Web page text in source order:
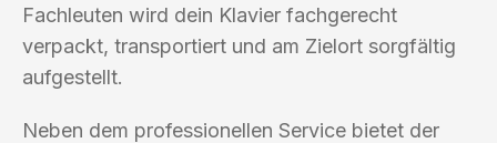
Fachleuten wird dein Klavier fachgerecht
verpackt, transportiert und am Zielort sorgfältig
aufgestellt.
Neben dem professionellen Service bietet der